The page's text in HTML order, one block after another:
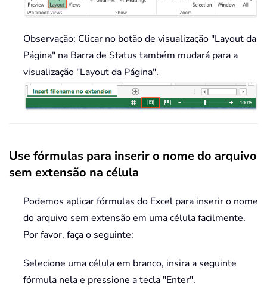
Observação: Clicar no botão de visualização "Layout da
Página" na Barra de Status também mudará para a
visualização "Layout da Página".
Use fórmulas para inserir o nome do arquivo
sem extensão na célula
Podemos aplicar fórmulas do Excel para inserir o nome
do arquivo sem extensão em uma célula facilmente.
Por favor, faça o seguinte:
Selecione uma célula em branco, insira a seguinte
fórmula nela e pressione a tecla "Enter".